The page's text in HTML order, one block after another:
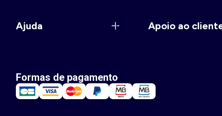
Ajuda Apoio ao
Formas de pagamento